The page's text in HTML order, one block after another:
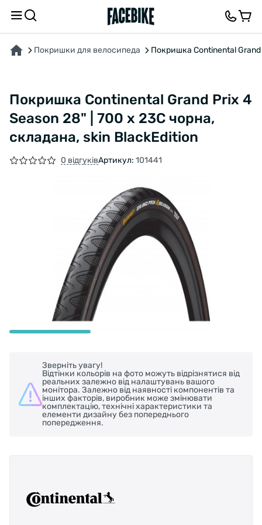
Покришки для велосипеда Покришка Continental Grand
Покришка Continental Grand Prix 4
Season 28" | 700 x 23C чорна,
складана, skin BlackEdition
0 відгуківАртикул: 101441
Зверніть увагу!
Відтінки кольорів на фото можуть відрізнятися від
реальних залежно від налаштувань вашого
монітора. Залежно від наявності компонентів та
інших факторів, виробник може змінювати
комплектацію, технічні характеристики та
елементи дизайну без попереднього
попередження.
ПРО ТОВАР ХАРАКТЕРИСТИКИОПИС ВІДГУКИ ТА ЗАПИТАННЯ